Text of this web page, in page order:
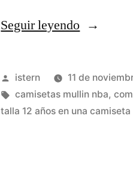
Seguir leyendo«michael
camiseta
y
sus
Publicado
por
istern 11 de
Etiquetas:
camisetas mullin nba,
talla 12 años en una